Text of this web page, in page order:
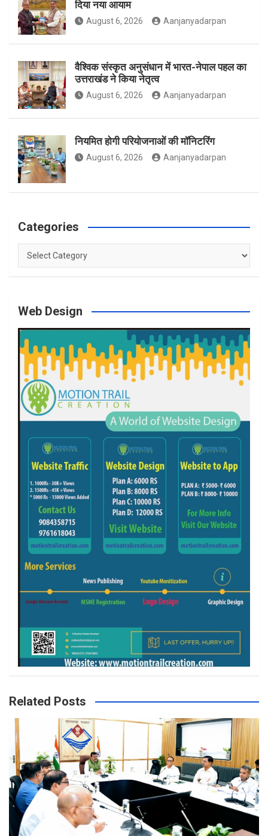
k
m
दिया नया आयाम
August 6, 2026 Aanjanyadarpan
वैश्विक संस्कृत अनुसंधान में भारत-नेपाल पहल का
उत्तराखंड ने किया नेतृत्व
August 6, 2026 Aanjanyadarpan
नियमित होगी परियोजनाओं की मॉनिटरिंग
August 6, 2026 Aanjanyadarpan
Categories
Categories
Web Design
Related Posts